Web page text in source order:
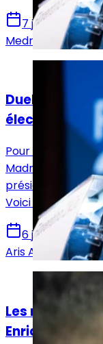
7 juin 2026
Medric
Duel Pérez/
élections au
Pour la première
Madrid sont
président entre
Voici comment
6 juin 2026
Aris Aïd
Actualités
Les raisons
Enrique